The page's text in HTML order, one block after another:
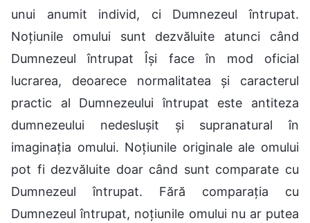
unui anumit individ, ci Dumnezeul întrupat.
Noțiunile omului sunt dezvăluite atunci când
Dumnezeul întrupat Își face în mod oficial
lucrarea, deoarece normalitatea și caracterul
practic al Dumnezeului întrupat este antiteza
dumnezeului nedeslușit și supranatural în
imaginația omului. Noțiunile originale ale omului
pot fi dezvăluite doar când sunt comparate cu
Dumnezeul întrupat. Fără comparația cu
Dumnezeul întrupat, noțiunile omului nu ar putea